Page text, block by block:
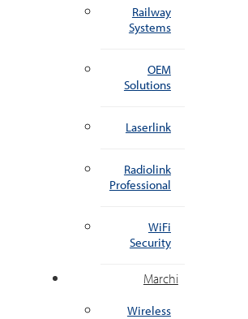
Railway
Systems
OEM
Solutions
Laserlink
Radiolink
Professional
WiFi
Security
Marchi
Wireless